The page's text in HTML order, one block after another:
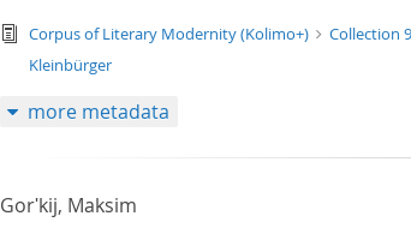
text/tg.edition+tg.aggregation+xml
Corpus of Literary Modernity (Kolimo+) Collection
Kleinbürger
more metadata
Gorʹkij, Maksim